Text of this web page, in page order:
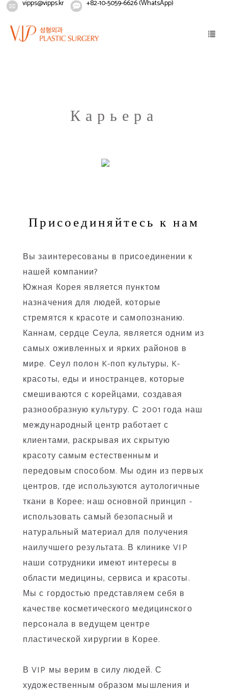
vipps@vipps.kr +82-10-5059-6626 (WhatsApp)
Карьера
Присоединяйтесь к нам
Вы заинтересованы в присоединении к
нашей компании?
Южная Корея является пунктом
назначения для людей, которые
стремятся к красоте и самопознанию.
Каннам, сердце Сеула, является одним из
самых оживленных и ярких районов в
мире. Сеул полон K-поп культуры, K-
красоты, еды и иностранцев, которые
смешиваются с корейцами, создавая
разнообразную культуру. С 2001 года наш
международный центр работает с
клиентами, раскрывая их скрытую
красоту самым естественным и
передовым способом. Мы один из первых
центров, где используются аутологичные
ткани в Корее; наш основной принцип -
использовать самый безопасный и
натуральный материал для получения
наилучшего результата. В клинике VIP
наши сотрудники имеют интересы в
области медицины, сервиса и красоты.
Мы с гордостью представляем себя в
качестве косметического медицинского
персонала в ведущем центре
пластической хирургии в Корее.
В VIP мы верим в силу людей. С
художественным образом мышления и